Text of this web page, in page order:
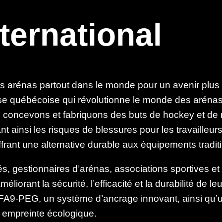
arénas partout dans le monde pour un avenir
québécoise qui révolutionne le monde des
et fabriquons des buts de hockey et
ainsi les risques de blessures pour les
une alternative durable aux équipements
gestionnaires d’arénas, associations sportives
la sécurité, l’efficacité et la durabilité de
PEG, un système d’ancrage innovant, ainsi
écologique.